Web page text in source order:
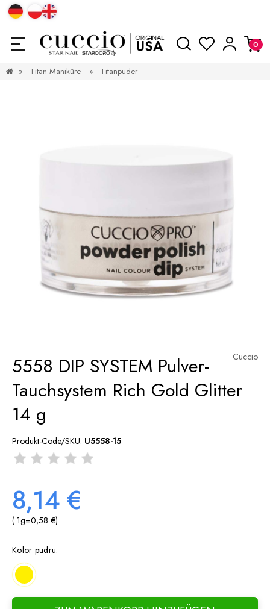
» Titan Maniküre » Titanpuder
Cuccio
5558 DIP SYSTEM Pulver-
Tauchsystem Rich Gold Glitter
14 g
Produkt-Code/SKU: U5558-15
8,14 €
( 1g=0,58 €)
Kolor pudru: